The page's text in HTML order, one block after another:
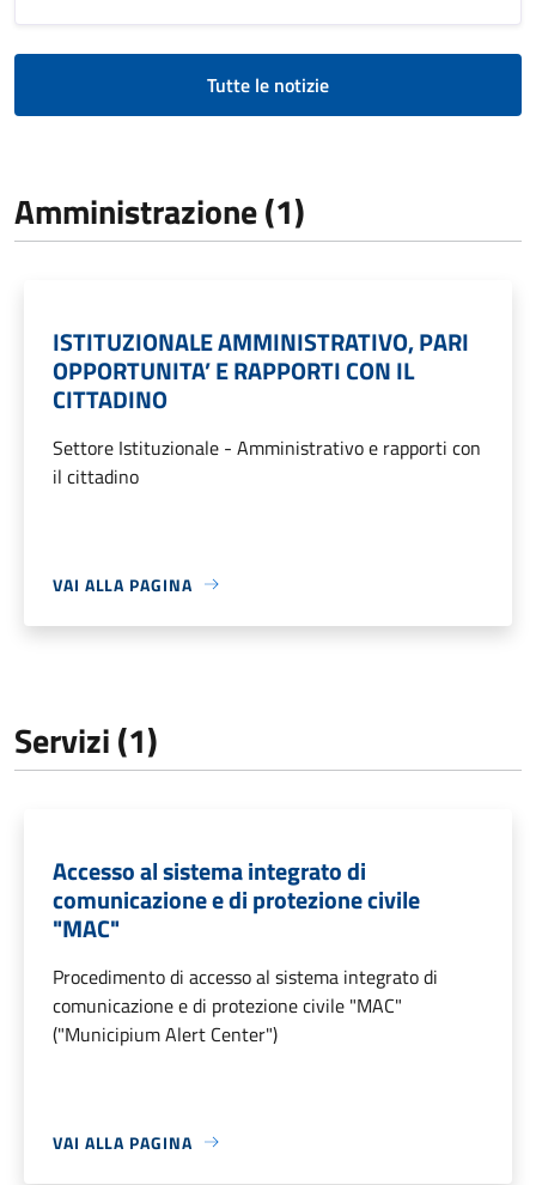
Tutte le notizie
Amministrazione (1)
ISTITUZIONALE AMMINISTRATIVO, PARI
OPPORTUNITA’ E RAPPORTI CON IL
CITTADINO
Settore Istituzionale - Amministrativo e rapporti con
il cittadino
VAI ALLA PAGINA
Servizi (1)
Accesso al sistema integrato di
comunicazione e di protezione civile
"MAC"
Procedimento di accesso al sistema integrato di
comunicazione e di protezione civile "MAC"
("Municipium Alert Center")
VAI ALLA PAGINA